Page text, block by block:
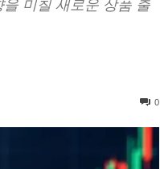
미칠 새로운 상품 출
0